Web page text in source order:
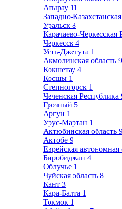
Атырау 11
Западно-
Уральск 8
Карачаево-Черкесская
Черкесск 4
Усть-Джегута 1
Акмолинская область 9
Кокшетау 4
Косшы 1
Степногорск 1
Чеченская Республика
Грозный 5
Аргун 1
Урус-Мартан 1
Актюбинская область 9
Актобе 9
Еврейская автономная
Биробиджан 4
Облучье 1
Чуйская область 8
Кант 3
Кара-Балта 1
Токмок 1